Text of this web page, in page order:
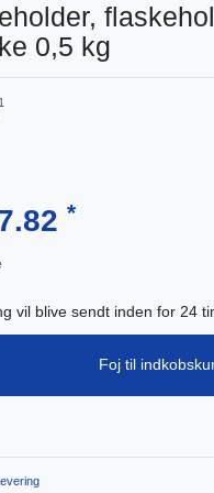
0,5 kg
*
vil blive sendt inden for 24
Foj til